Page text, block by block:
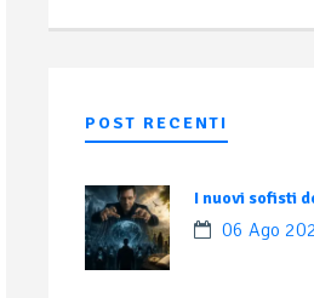
POST RECENTI
I nuovi sofisti
06 Ago